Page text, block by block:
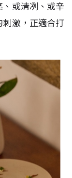
或清冽、或辛
激，正適合打